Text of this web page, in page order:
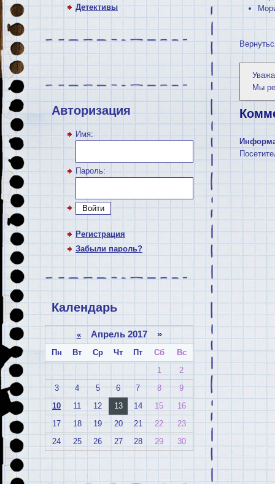
Детективы
Авторизация
Имя:
Пароль:
Войти
Регистрация
Забыли пароль?
Календарь
«Апрель 2017 »
Пн Вт Ср Чт Пт Сб
Вс
1
2
3
4 5 6 7 8
9
10
11 12 13 14 15
16
17
18 19 20 21 22
23
24
25 26 27 28 29 30
Мы